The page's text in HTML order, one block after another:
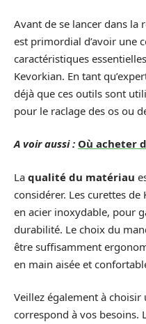
Avant de se lancer dans la
est primordial d’avoir une
caractéristiques
Kevorkian. En tant
déjà que ces outils sont
pour le raclage des os ou
A voir aussi : Où acheter
La qualité du matériau
considérer. Les curettes
en acier inoxydable, pour
durabilité. Le choix du
être suffisamment
en main aisée et
Veillez également à
correspond à vos besoins.